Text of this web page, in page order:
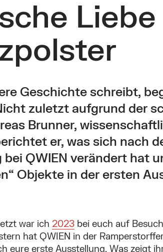
Liebe
Geschichte schreibt,
zuletzt aufgrund der
Brunner,
er, was sich nach
QWIEN verändert hat
Objekte in der ersten
war ich 2023 bei euch auf
hat QWIEN in der
eure erste Ausstellung. Was zeigt